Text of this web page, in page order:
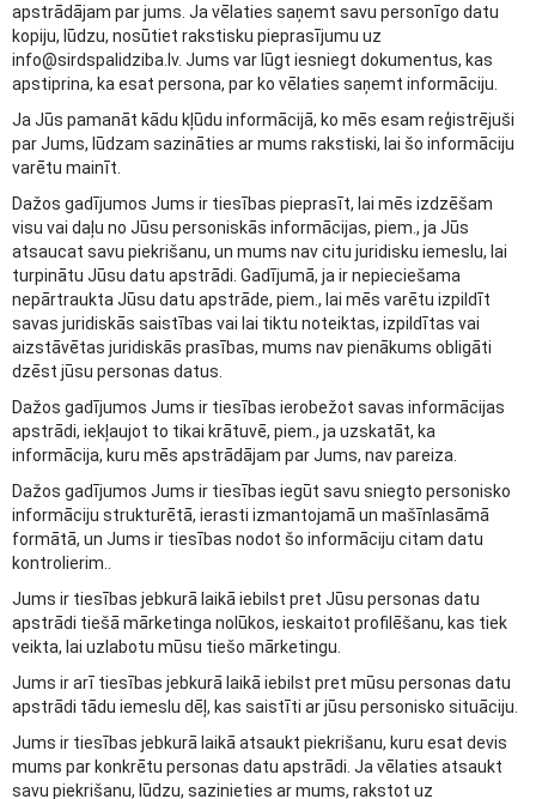
apstrādājam par jums. Ja vēlaties saņemt savu personīgo datu
kopiju, lūdzu, nosūtiet rakstisku pieprasījumu uz
info@sirdspalidziba.lv. Jums var lūgt iesniegt dokumentus, kas
apstiprina, ka esat persona, par ko vēlaties saņemt informāciju.
Ja Jūs pamanāt kādu kļūdu informācijā, ko mēs esam reģistrējuši
par Jums, lūdzam sazināties ar mums rakstiski, lai šo informāciju
varētu mainīt.
Dažos gadījumos Jums ir tiesības pieprasīt, lai mēs izdzēšam
visu vai daļu no Jūsu personiskās informācijas, piem., ja Jūs
atsaucat savu piekrišanu, un mums nav citu juridisku iemeslu, lai
turpinātu Jūsu datu apstrādi. Gadījumā, ja ir nepieciešama
nepārtraukta Jūsu datu apstrāde, piem., lai mēs varētu izpildīt
savas juridiskās saistības vai lai tiktu noteiktas, izpildītas vai
aizstāvētas juridiskās prasības, mums nav pienākums obligāti
dzēst jūsu personas datus.
Dažos gadījumos Jums ir tiesības ierobežot savas informācijas
apstrādi, iekļaujot to tikai krātuvē, piem., ja uzskatāt, ka
informācija, kuru mēs apstrādājam par Jums, nav pareiza.
Dažos gadījumos Jums ir tiesības iegūt savu sniegto personisko
informāciju strukturētā, ierasti izmantojamā un mašīnlasāmā
formātā, un Jums ir tiesības nodot šo informāciju citam datu
kontrolierim..
Jums ir tiesības jebkurā laikā iebilst pret Jūsu personas datu
apstrādi tiešā mārketinga nolūkos, ieskaitot profilēšanu, kas tiek
veikta, lai uzlabotu mūsu tiešo mārketingu.
Jums ir arī tiesības jebkurā laikā iebilst pret mūsu personas datu
apstrādi tādu iemeslu dēļ, kas saistīti ar jūsu personisko situāciju.
Jums ir tiesības jebkurā laikā atsaukt piekrišanu, kuru esat devis
mums par konkrētu personas datu apstrādi. Ja vēlaties atsaukt
savu piekrišanu, lūdzu, sazinieties ar mums, rakstot uz